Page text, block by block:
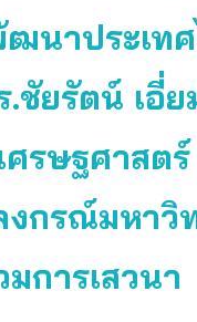
นาประเท
.ชัยรัตน์ เอี่
รษฐศาสตร์
กรณ์มหาวิ
มการเสวนา